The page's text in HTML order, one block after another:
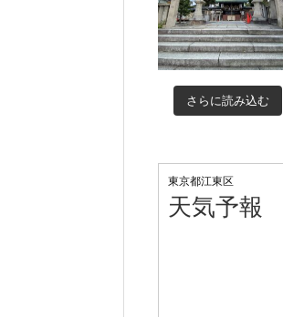
さらに読み込む
東京都江東区
天気予報